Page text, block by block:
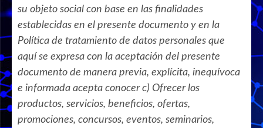
su objeto social con base en las finalidades
establecidas en el presente documento y en la
Política de tratamiento de datos personales que
aquí se expresa con la aceptación del presente
documento de manera previa, explícita, inequívoca
e informada acepta conocer c) Ofrecer los
productos, servicios, beneficios, ofertas,
promociones, concursos, eventos, seminarios,